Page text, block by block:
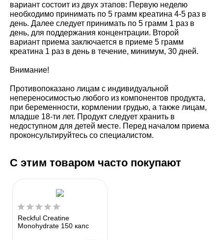
вариант состоит из двух этапов: Первую неделю
необходимо принимать по 5 грамм креатина 4-5 раз в
день. Далее следует принимать по 5 грамм 1 раз в
день, для поддержания концентрации. Второй
вариант приема заключается в приеме 5 грамм
креатина 1 раз в день в течение, минимум, 30 дней.
Внимание!
Противопоказано лицам с индивидуальной
непереносимостью любого из компонентов продукта,
при беременности, кормлении грудью, а также лицам,
младше 18-ти лет. Продукт следует хранить в
недоступном для детей месте. Перед началом приема
проконсультируйтесь со специалистом.
С этим товаром часто покупают
Reckful Creatine
Monohydrate 150 капс